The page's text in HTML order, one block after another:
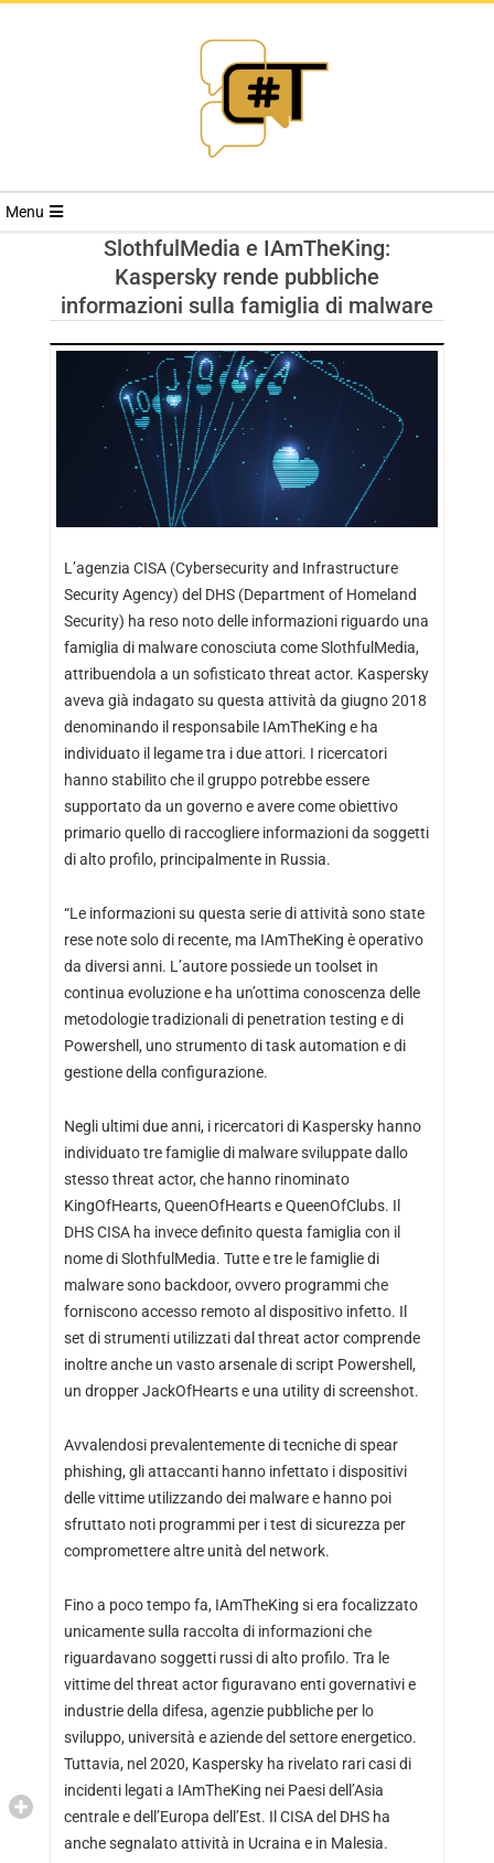
RIVISTA
TRENDS
Menu
SlothfulMedia e IAmTheKing:
Kaspersky rende pubbliche
informazioni sulla famiglia di malware
L’agenzia CISA (Cybersecurity and Infrastructure
Security Agency) del DHS (Department of Homeland
Security) ha reso noto delle informazioni riguardo una
famiglia di malware conosciuta come SlothfulMedia,
attribuendola a un sofisticato threat actor. Kaspersky
aveva già indagato su questa attività da giugno 2018
denominando il responsabile IAmTheKing e ha
individuato il legame tra i due attori. I ricercatori
hanno stabilito che il gruppo potrebbe essere
supportato da un governo e avere come obiettivo
primario quello di raccogliere informazioni da soggetti
di alto profilo, principalmente in Russia.
“Le informazioni su questa serie di attività sono state
rese note solo di recente, ma IAmTheKing è operativo
da diversi anni. L’autore possiede un toolset in
continua evoluzione e ha un’ottima conoscenza delle
metodologie tradizionali di penetration testing e di
Powershell, uno strumento di task automation e di
gestione della configurazione.
Negli ultimi due anni, i ricercatori di Kaspersky hanno
individuato tre famiglie di malware sviluppate dallo
stesso threat actor, che hanno rinominato
KingOfHearts, QueenOfHearts e QueenOfClubs. Il
DHS CISA ha invece definito questa famiglia con il
nome di SlothfulMedia. Tutte e tre le famiglie di
malware sono backdoor, ovvero programmi che
forniscono accesso remoto al dispositivo infetto. Il
set di strumenti utilizzati dal threat actor comprende
inoltre anche un vasto arsenale di script Powershell,
un dropper JackOfHearts e una utility di screenshot.
Avvalendosi prevalentemente di tecniche di spear
phishing, gli attaccanti hanno infettato i dispositivi
delle vittime utilizzando dei malware e hanno poi
sfruttato noti programmi per i test di sicurezza per
compromettere altre unità del network.
Fino a poco tempo fa, IAmTheKing si era focalizzato
unicamente sulla raccolta di informazioni che
riguardavano soggetti russi di alto profilo. Tra le
vittime del threat actor figuravano enti governativi e
industrie della difesa, agenzie pubbliche per lo
sviluppo, università e aziende del settore energetico.
Tuttavia, nel 2020, Kaspersky ha rivelato rari casi di
incidenti legati a IAmTheKing nei Paesi dell’Asia
centrale e dell’Europa dell’Est. Il CISA del DHS ha
anche segnalato attività in Ucraina e in Malesia.